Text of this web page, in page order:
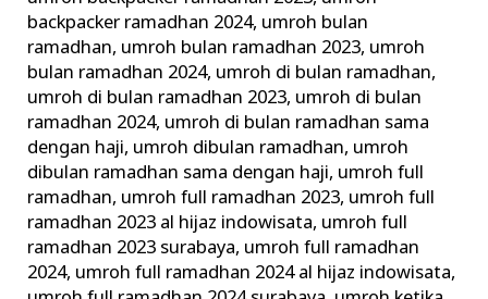
backpacker ramadhan 2024, umroh bulan
ramadhan, umroh bulan ramadhan 2023, umroh
bulan ramadhan 2024, umroh di bulan ramadhan,
umroh di bulan ramadhan 2023, umroh di bulan
ramadhan 2024, umroh di bulan ramadhan sama
dengan haji, umroh dibulan ramadhan, umroh
dibulan ramadhan sama dengan haji, umroh full
ramadhan, umroh full ramadhan 2023, umroh full
ramadhan 2023 al hijaz indowisata, umroh full
ramadhan 2023 surabaya, umroh full ramadhan
2024, umroh full ramadhan 2024 al hijaz indowisata,